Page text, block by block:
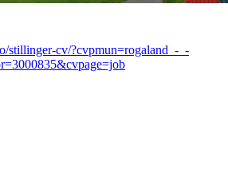
stillinger-cv/?cvpmun=rogaland_-_-